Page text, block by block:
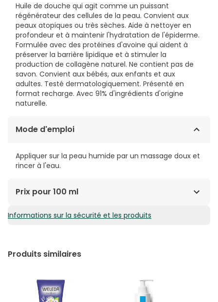
Huile de douche qui agit comme un puissant
régénérateur des cellules de la peau. Convient aux
peaux atopiques ou très sèches. Aide à nettoyer en
profondeur et à maintenir l'hydratation de l'épiderme.
Formulée avec des protéines d'avoine qui aident à
préserver la barrière lipidique et à stimuler la
production de collagène naturel. Ne contient pas de
savon. Convient aux bébés, aux enfants et aux
adultes. Testé dermatologiquement. Présenté en
format recharge. Avec 91% d'ingrédients d'origine
naturelle.
Mode d'emploi
Appliquer sur la peau humide par un massage doux et
rincer à l'eau.
Prix pour 100 ml
1,71€ / 100 ml
Informations sur la sécurité et les produits
Produits similaires